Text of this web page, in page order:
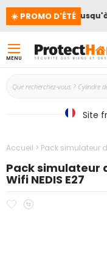
☀️ PROMO D'ÉTÉ
! 📢Jusqu'à
MENU
Site
Accueil Pack simulateur
Pack simulateur
Wifi NEDIS E27
Ajouter